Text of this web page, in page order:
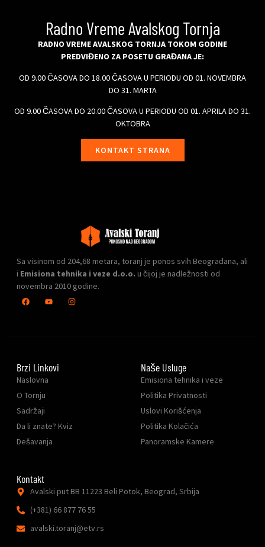
Radno Vreme Avalskog Tornja
RADNO VREME AVALSKOG TORNJA TOKOM GODINE
PREDVIĐENO ZA POSETU GRAĐANA JE:
OD 9.00 ČASOVA DO 18.00 ČASOVA U PERIODU OD 01. NOVEMBRA
DO 31. MARTA
OD 9.00 ČASOVA DO 20.00 ČASOVA U PERIODU OD 01. APRILA DO 31.
OKTOBRA
KONTAKT STRANA
Sa visinom od 204,68 metara, toranj je ponos svih Beograđana, ali
i Emisiona tehnika i veze d.o.o. u čijoj je nadležnosti od
novembra 2010 godine.
Brzi Linkovi
Naslovna
O Tornju
Sadržaji
Da li znate? Kviz
Dešavanja
Naše Usluge
Emisiona tehnika i veze
Politika Privatnosti
Uslovi Korišćenja
Politika Kolačića
Panoramske Kamere
Kontakt
Avalski put BB 11223 Beli Potok, Beograd, Srbija
(+381) 66 877 76 55
avalski.toranj@etv.rs